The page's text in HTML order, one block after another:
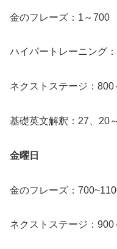
金のフレーズ：1～700
ハイパートレーニング
ネクストステージ：
基礎英文解釈：27、20
金曜日
金のフレーズ：
ネクストステージ：